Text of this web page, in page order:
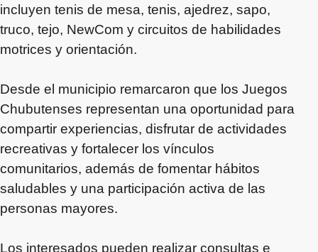
incluyen tenis de mesa, tenis, ajedrez, sapo,
truco, tejo, NewCom y circuitos de habilidades
motrices y orientación.
Desde el municipio remarcaron que los Juegos
Chubutenses representan una oportunidad para
compartir experiencias, disfrutar de actividades
recreativas y fortalecer los vínculos
comunitarios, además de fomentar hábitos
saludables y una participación activa de las
personas mayores.
Los interesados pueden realizar consultas e